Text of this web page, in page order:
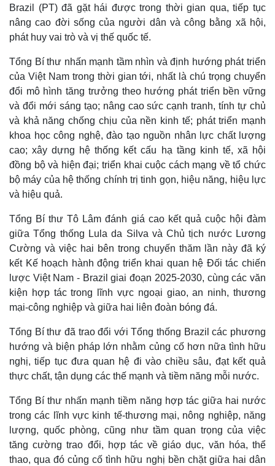
Thế giới
Quan sát
Cuộc sống đó đây
Hồ sơ
Multimedia
Video
Ảnh
E-Magazine
Infographic
Brazil (PT) đã gặt hái được trong thời gian qua, tiếp tục
nâng cao đời sống của người dân và công bằng xã hội,
phát huy vai trò và vị thế quốc tế.
Tổng Bí thư nhấn mạnh tầm nhìn và định hướng phát triển
của Việt Nam trong thời gian tới, nhất là chú trọng chuyển
đổi mô hình tăng trưởng theo hướng phát triển bền vững
và đổi mới sáng tạo; nâng cao sức cạnh tranh, tính tự chủ
và khả năng chống chịu của nền kinh tế; phát triển mạnh
khoa học công nghệ, đào tạo nguồn nhân lực chất lượng
cao; xây dựng hệ thống kết cấu hạ tầng kinh tế, xã hội
đồng bộ và hiện đại; triển khai cuộc cách mạng về tổ chức
bộ máy của hệ thống chính trị tinh gọn, hiệu năng, hiệu lực
và hiệu quả.
Tổng Bí thư Tô Lâm đánh giá cao kết quả cuộc hội đàm
giữa Tổng thống Lula da Silva và Chủ tịch nước Lương
Cường và việc hai bên trong chuyến thăm lần này đã ký
kết Kế hoạch hành động triển khai quan hệ Đối tác chiến
lược Việt Nam - Brazil giai đoạn 2025-2030, cùng các văn
kiện hợp tác trong lĩnh vực ngoại giao, an ninh, thương
mại-công nghiệp và giữa hai liên đoàn bóng đá.
Tổng Bí thư đã trao đổi với Tổng thống Brazil các phương
hướng và biện pháp lớn nhằm củng cố hơn nữa tình hữu
nghị, tiếp tục đưa quan hệ đi vào chiều sâu, đạt kết quả
thực chất, tận dụng các thế mạnh và tiềm năng mỗi nước.
Tổng Bí thư nhấn mạnh tiềm năng hợp tác giữa hai nước
trong các lĩnh vực kinh tế-thương mại, nông nghiệp, năng
lượng, quốc phòng, cũng như tầm quan trọng của việc
tăng cường trao đổi, hợp tác về giáo dục, văn hóa, thể
thao, qua đó củng cố tình hữu nghị bền chặt giữa hai dân